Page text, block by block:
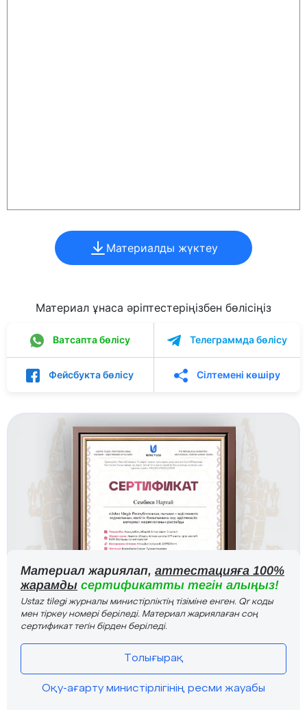
Материалды жүктеу
Материал ұнаса әріптестеріңізбен бөлісіңіз
Ватсапта бөлісу Телеграммда бөлісу
Фейсбукта бөлісу Сілтемені көшіру
Материал жариялап, аттестацияға 100%
жарамды сертификатты тегін алыңыз!
Ustaz tilegi журналы министірліктің тізіміне енген. Qr коды
мен тіркеу номері беріледі. Материал жариялаған соң
сертификат тегін бірден беріледі.
Толығырақ
Оқу-ағарту министірлігінің ресми жауабы